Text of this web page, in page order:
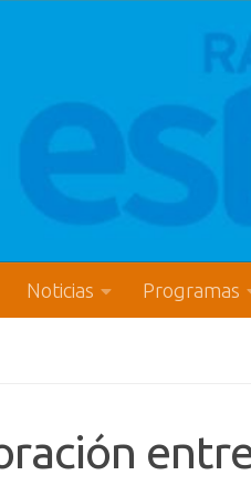
Noticias Programas